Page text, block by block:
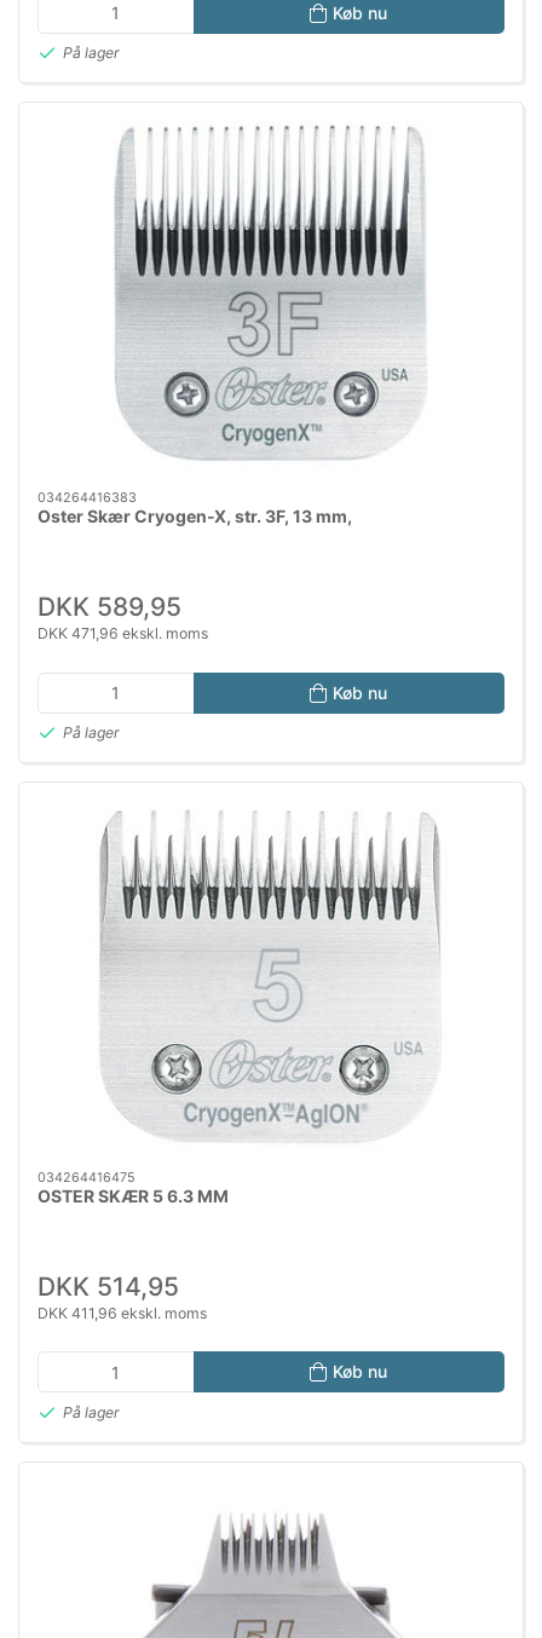
Køb nu
På lager
034264416383
Oster Skær Cryogen-X, str. 3F, 13 mm,
DKK 589,95
DKK 471,96 ekskl. moms
Køb nu
På lager
034264416475
OSTER SKÆR 5 6.3 MM
DKK 514,95
DKK 411,96 ekskl. moms
Køb nu
På lager